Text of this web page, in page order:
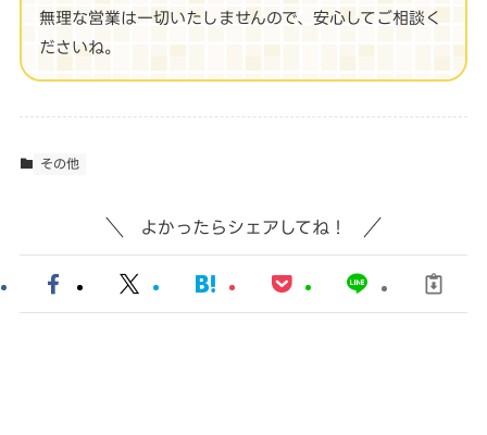
無理な営業は一切いたしませんので、安心してご相談く
ださいね。
その他
よかったらシェアしてね！